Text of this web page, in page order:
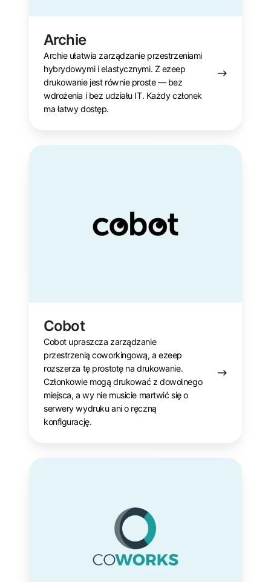
Archie
Archie ułatwia zarządzanie przestrzeniami
hybrydowymi i elastycznymi. Z ezeep
drukowanie jest równie proste — bez
wdrożenia i bez udziału IT. Każdy członek
ma łatwy dostęp.
Cobot
Cobot upraszcza zarządzanie
przestrzenią coworkingową, a ezeep
rozszerza tę prostotę na drukowanie.
Członkowie mogą drukować z dowolnego
miejsca, a wy nie musicie martwić się o
serwery wydruku ani o ręczną
konfigurację.
Cobot
Coworks